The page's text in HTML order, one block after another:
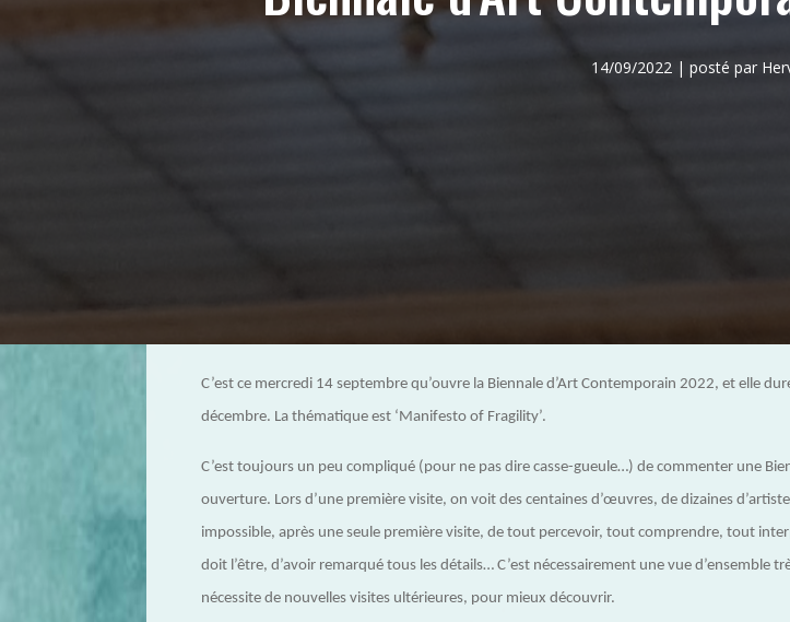
14/09/2022 | posté par
C’est ce mercredi 14 septembre qu’ouvre la Biennale d’Art Contemporain 2022, et elle
décembre. La thématique est ‘Manifesto of Fragility’.
C’est toujours un peu compliqué (pour ne pas dire casse-gueule…) de commenter une
ouverture. Lors d’une première visite, on voit des centaines d’œuvres, de dizaines
impossible, après une seule première visite, de tout percevoir, tout comprendre, tout
doit l’être, d’avoir remarqué tous les détails… C’est nécessairement une vue d’ensemble
nécessite de nouvelles visites ultérieures, pour mieux découvrir.